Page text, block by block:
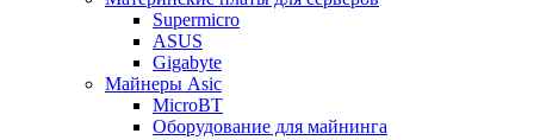
Supermicro
ASUS
Gigabyte
Майнеры Asic
MicroBT
Оборудование для майнинга